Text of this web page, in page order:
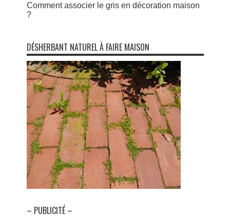
Comment associer le gris en décoration maison
?
DÉSHERBANT NATUREL À FAIRE MAISON
– PUBLICITÉ –